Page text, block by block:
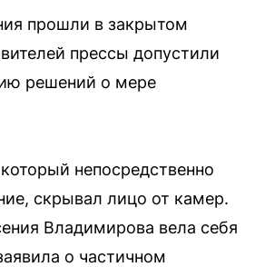
прошли в закрытом
прессы допустили
решений о мере
непосредственно
скрывал лицо от камер.
Владимирова вела себя
о частичном